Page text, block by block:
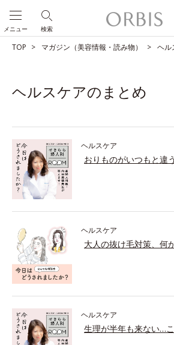
検索
メニュー
TOP マガジン（美容情報・読み物） ヘル
ヘルスケアのまとめ
ヘルスケア
おりものがいつもと違
ヘルスケア
大人の抜け毛対策、何
ヘルスケア
生理が半年も来ない…